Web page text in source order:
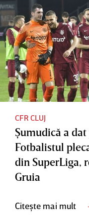
CFR CLUJ
Şumudică a
Fotbalistul
din SuperLiga,
Gruia
Citește mai mult